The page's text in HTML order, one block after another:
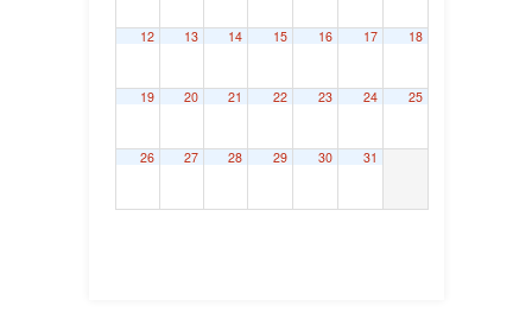
12 13 14 15 16 17 18
19 20 21 22 23 24 25
26 27 28 29 30 31